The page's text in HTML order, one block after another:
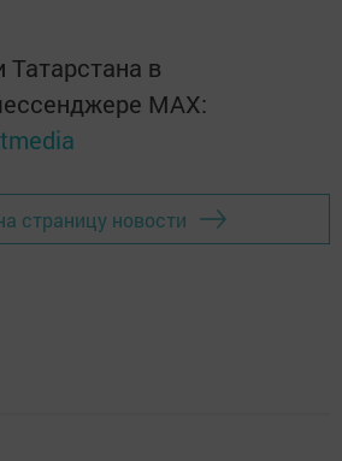
Татарстана в
MАХ:
страницу новости